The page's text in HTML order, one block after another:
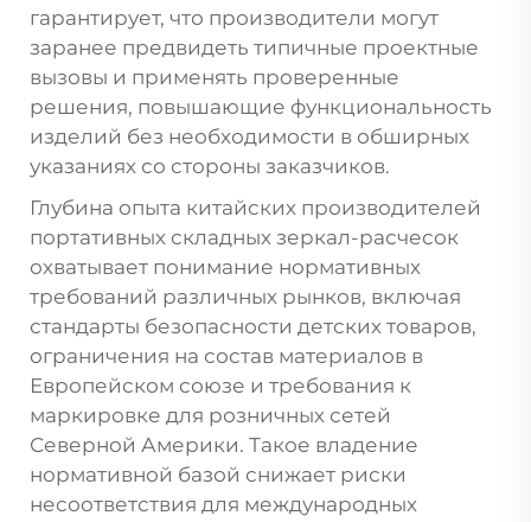
гарантирует, что производители могут
заранее предвидеть типичные проектные
вызовы и применять проверенные
решения, повышающие функциональность
изделий без необходимости в обширных
указаниях со стороны заказчиков.
Глубина опыта китайских производителей
портативных складных зеркал-расчесок
охватывает понимание нормативных
требований различных рынков, включая
стандарты безопасности детских товаров,
ограничения на состав материалов в
Европейском союзе и требования к
маркировке для розничных сетей
Северной Америки. Такое владение
нормативной базой снижает риски
несоответствия для международных